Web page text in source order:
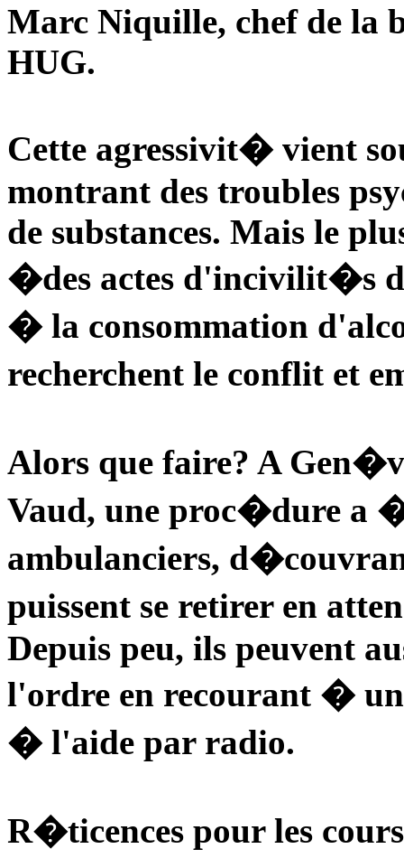
Marc Niquille, chef de la
HUG.
Cette agressivit� vient
montrant des troubles
de substances. Mais le
�des actes d'incivilit�s
� la consommation
recherchent le conflit et
Alors que faire? A
Vaud, une proc�dure a
ambulanciers,
puissent se retirer en
Depuis peu, ils peuvent
l'ordre en recourant �
� l'aide par radio.
R�ticences pour les